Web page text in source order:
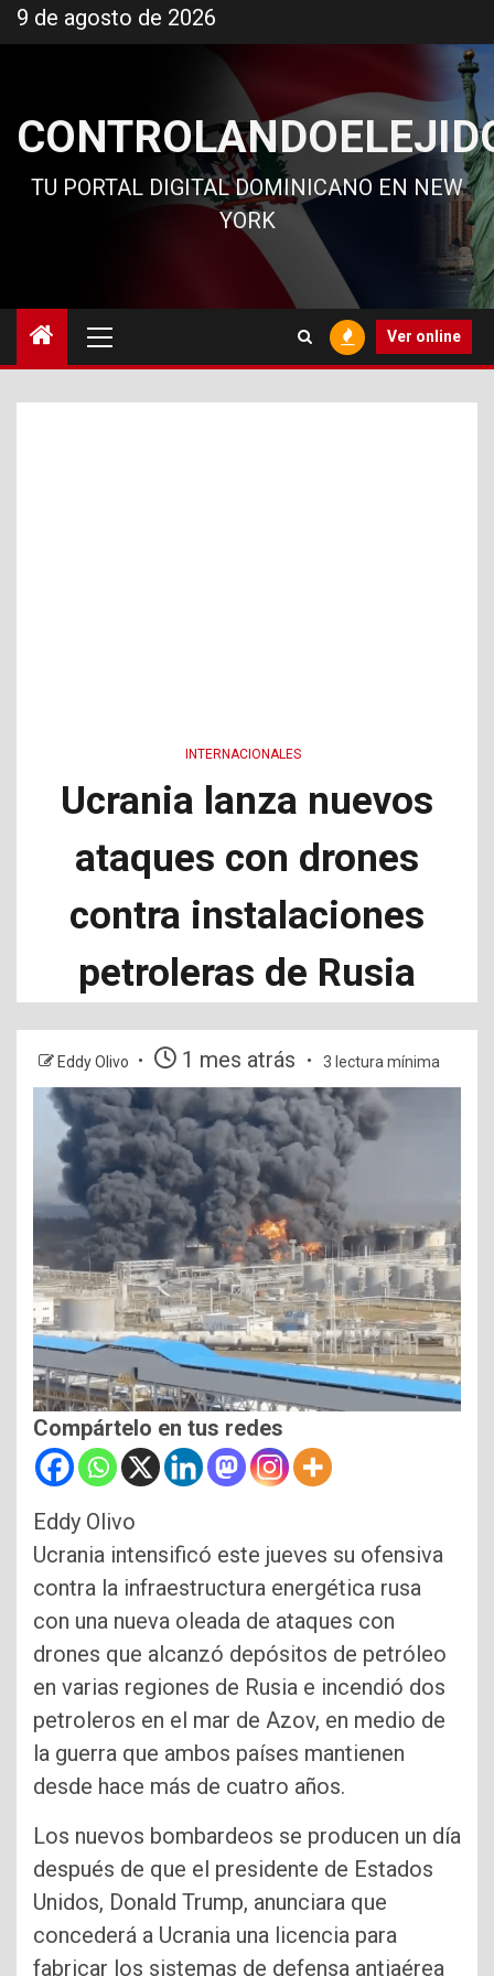
al
9 de agosto de 2026
TU PORTAL DIGITAL DOMINICANO EN NEW
YORK
principal
Ver online
INTERNACIONALES
Ucrania lanza nuevos
ataques con drones
contra instalaciones
petroleras de Rusia
Eddy Olivo 1 mes atrás 3 lectura mínima
Compártelo en tus redes
Eddy Olivo
Ucrania intensificó este jueves su ofensiva
contra la infraestructura energética rusa
con una nueva oleada de ataques con
drones que alcanzó depósitos de petróleo
en varias regiones de Rusia e incendió dos
petroleros en el mar de Azov, en medio de
la guerra que ambos países mantienen
desde hace más de cuatro años.
Los nuevos bombardeos se producen un día
después de que el presidente de Estados
Unidos, Donald Trump, anunciara que
concederá a Ucrania una licencia para
fabricar los sistemas de defensa antiaérea